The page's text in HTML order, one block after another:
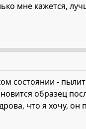
мне кажется,
состоянии -
образец
что я хочу, он